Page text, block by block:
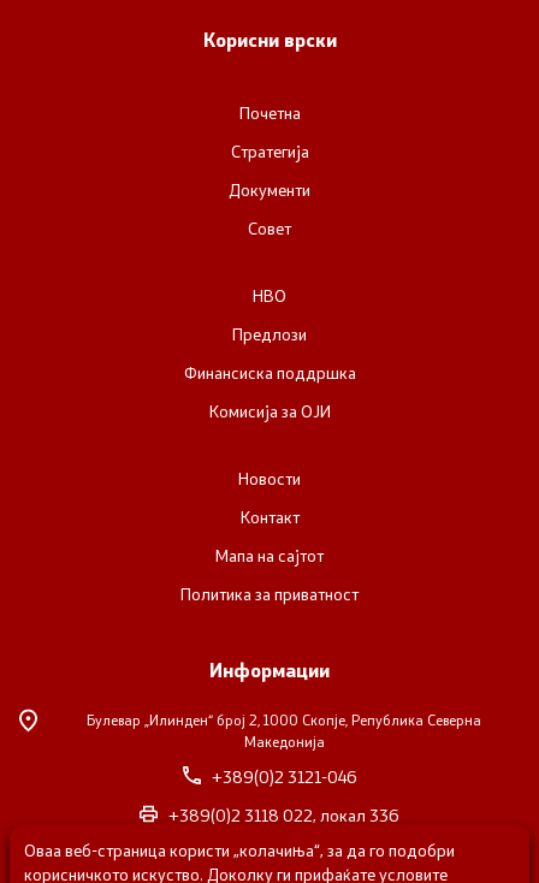
Корисни врски
Почетна
Стратегија
Документи
Совет
НВО
Предлози
Финансиска поддршка
Комисија за ОЈИ
Новости
Контакт
Мапа на сајтот
Политика за приватност
Информации
Булевар „Илинден“ број 2, 1000 Скопје, Република Северна
Македонија
+389(0)2 3121-046
+389(0)2 3118 022, локал 336
nvosorabotka@gs.gov.mk
Оваа веб-страница користи „колачиња“, за да го подобри
корисничкото искуство. Доколку ги прифаќате условите